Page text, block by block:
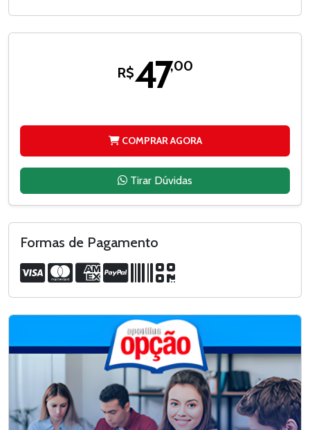
R$47,00
COMPRAR AGORA
Tirar Dúvidas
Formas de Pagamento